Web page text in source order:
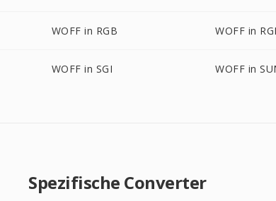
WOFF in RGB WOFF in
WOFF in SGI WOFF in
Spezifische Converter